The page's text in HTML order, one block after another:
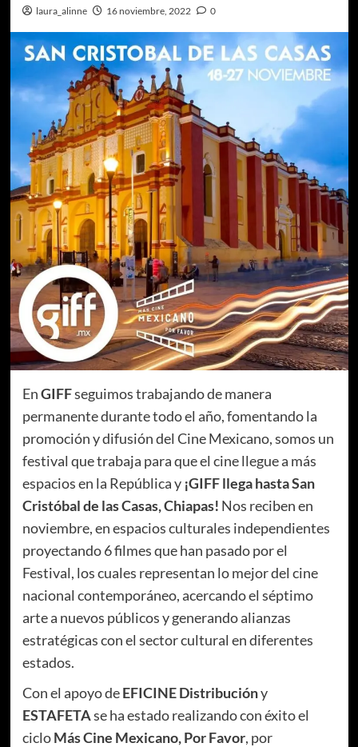
laura_alinne 16 noviembre, 2022 0
EnGIFFseguimos trabajando de manera
permanente durante todo el año, fomentando la
promoción y difusión del Cine Mexicano, somos un
festival que trabaja para que el cine llegue a más
espacios en la República y ¡GIFF llega hasta San
Cristóbal de las Casas, Chiapas! Nos reciben en
noviembre, en espacios culturales independientes
proyectando 6 filmes que han pasado por el
Festival, los cuales representan lo mejor del cine
nacional contemporáneo, acercando el séptimo
arte a nuevos públicos y generando alianzas
estratégicas con el sector cultural en diferentes
estados.
Con el apoyo deEFICINE Distribucióny
ESTAFETAse ha estado realizando con éxito el
cicloMás Cine Mexicano, Por Favor, por